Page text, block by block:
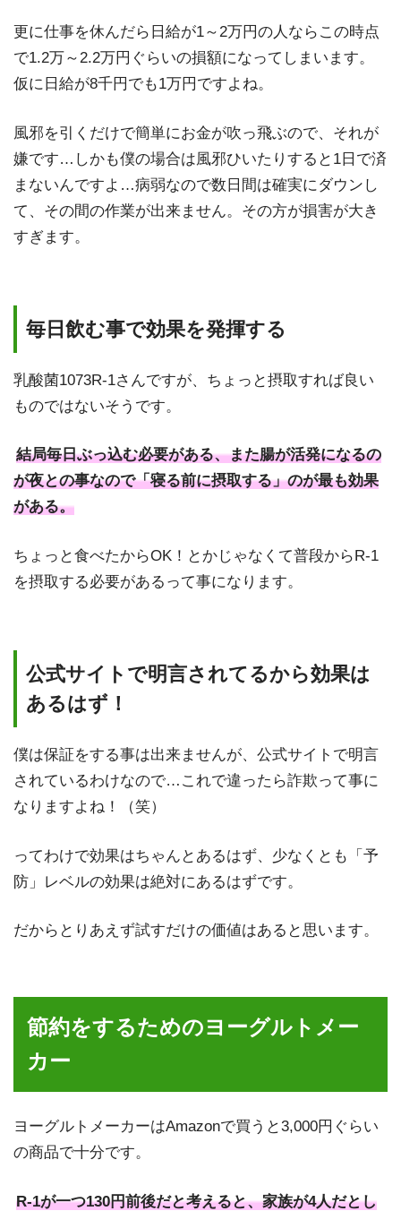
更に仕事を休んだら日給が1～2万円の人ならこの時点
で1.2万～2.2万円ぐらいの損額になってしまいます。
仮に日給が8千円でも1万円ですよね。
風邪を引くだけで簡単にお金が吹っ飛ぶので、それが
嫌です…しかも僕の場合は風邪ひいたりすると1日で済
まないんですよ…病弱なので数日間は確実にダウンし
て、その間の作業が出来ません。その方が損害が大き
すぎます。
毎日飲む事で効果を発揮する
乳酸菌1073R-1さんですが、ちょっと摂取すれば良い
ものではないそうです。
結局毎日ぶっ込む必要がある、また腸が活発になるの
が夜との事なので「寝る前に摂取する」のが最も効果
がある。
ちょっと食べたからOK！とかじゃなくて普段からR-1
を摂取する必要があるって事になります。
公式サイトで明言されてるから効果は
あるはず！
僕は保証をする事は出来ませんが、公式サイトで明言
されているわけなので…これで違ったら詐欺って事に
なりますよね！（笑）
ってわけで効果はちゃんとあるはず、少なくとも「予
防」レベルの効果は絶対にあるはずです。
だからとりあえず試すだけの価値はあると思います。
節約をするためのヨーグルトメー
カー
ヨーグルトメーカーはAmazonで買うと3,000円ぐらい
の商品で十分です。
R-1が一つ130円前後だと考えると、家族が4人だとし